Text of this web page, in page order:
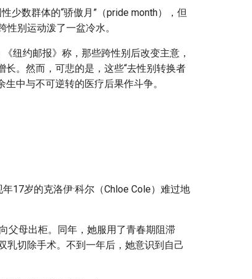
少数群体的“骄傲月”（pride month），但
别运动泼了一盆冷水。
纽约邮报》称，那些跨性别后改变主意，
。然而，可悲的是，这些“去性别转换者
中与不可逆转的医疗后果作斗争。
17岁的克洛伊·科尔（Chloe Cole）难过地
父母出柜。同年，她服用了青春期阻滞
乳切除手术。不到一年后，她意识到自己